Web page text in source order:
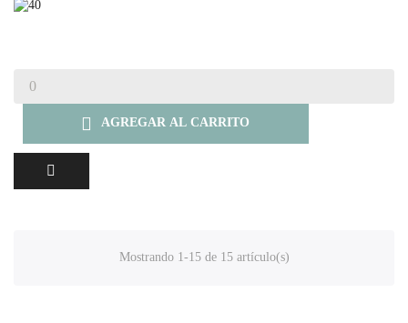
 AGREGAR AL CARRITO
Mostrando 1-15 de 15 artículo(s)